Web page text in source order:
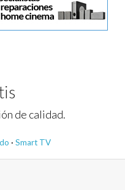
de calidad.
· Smart TV